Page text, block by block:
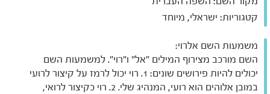
קטגוריות: ישראלי, מיוחד
משמעות השם אלרוי:
השם מורכב מצירוף המילים "אל" ו"רוי". למשמעות השם
יכולים להיות פירושים שונים: 1. רוי יכול לרמז על קיצור לרועי
במובן אלוהים הוא רועי, המנהיג שלי. 2. רוי כקיצור לרואי,